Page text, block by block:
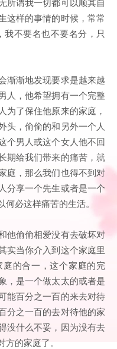
这样的事情的时候，常常
不要名也不要名分，只
渐渐地发现要求是越来越
人，他希望拥有一个完整
为了保住他原来的家庭，
头，偷偷的和另外一个人
个男人或这个女人他不回
期给我们带来的痛苦，就
庭，那么我们也得不到对
分享一个先生或者是一个
必这样痛苦的生活。
他偷偷相爱没有去破坏对
实当你介入到这个家庭里
的合一，这个家庭的完
，是一个做太太的或者是
能百分之一百的来去对待
分之一百的去对待他的家
没什么不妥，因为没有去
的家庭了。